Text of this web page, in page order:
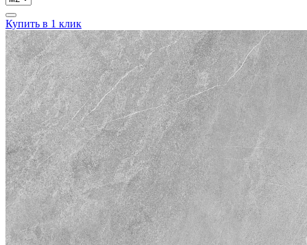
Купить в 1 клик